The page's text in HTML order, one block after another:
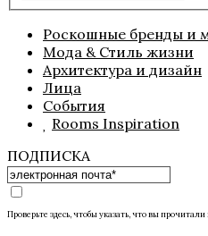
Роскошные бренды и
Мода & Стиль жизни
Архитектура и дизайн
Лица
События
Rooms Inspiration
ПОДПИСКА
Проверьте здесь, чтобы указать, что вы